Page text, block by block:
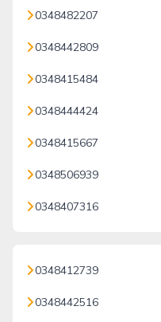
0348482207
0348442809
0348415484
0348444424
0348415667
0348506939
0348407316
0348412739
0348442516